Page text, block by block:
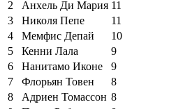
2
Анхель Ди Мария 11
3
Николя Пепе
11
4
Мемфис Депай
10
5
Кенни Лала
9
6
Нанитамо Иконе
9
7
Флорьян Товен
8
8
Адриен Томассон 8